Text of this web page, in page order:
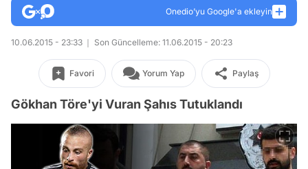
Onedio’yu Google'a ekleyin
10.06.2015 - 23:33 Son Güncelleme: 11.06.2015 - 20:23
Favori Yorum Yap Paylaş
Gökhan Töre'yi Vuran Şahıs Tutuklandı